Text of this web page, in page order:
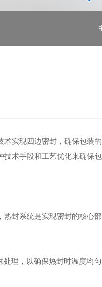
实现四边密封，确保包装
术手段和工艺优化来确保
封系统是实现密封的核心
理，以确保热封时温度均